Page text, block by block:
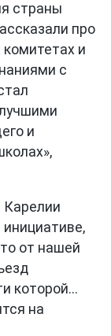
страны
про
и
с
и
Карелии
от нашей
которой...
на